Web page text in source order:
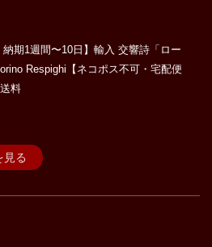
期1週間〜10日】輸入 交響詩「ロー
Respighi【ネコポス不可・宅配便
料
見る